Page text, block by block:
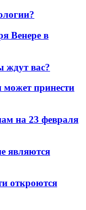
Венере в
ждут вас?
может принести
на 23 февраля
являются
откроются